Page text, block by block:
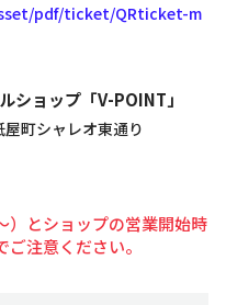
pdf/ticket/QRticket-m
ショップ「V-POINT」
町シャレオ東通り
とショップの営業開始時
注意ください。